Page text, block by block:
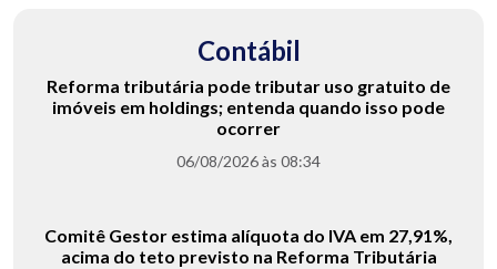
Contábil
Reforma tributária pode tributar uso gratuito de
imóveis em holdings; entenda quando isso pode
ocorrer
06/08/2026 às 08:34
Comitê Gestor estima alíquota do IVA em 27,91%,
acima do teto previsto na Reforma Tributária